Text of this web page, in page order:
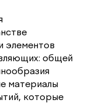
элементов
общей
материалы
которые